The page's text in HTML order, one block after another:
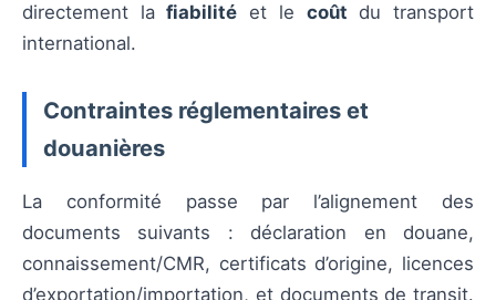
directement lafiabilité et le coût du transport
international.
Contraintes réglementaires et
douanières
La conformité passe par l’alignement des
documents suivants : déclaration en douane,
connaissement/CMR, certificats d’origine, licences
d’exportation/importation, et documents de transit.